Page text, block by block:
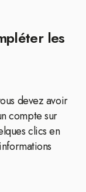
les
devez avoir
compte sur
clics en